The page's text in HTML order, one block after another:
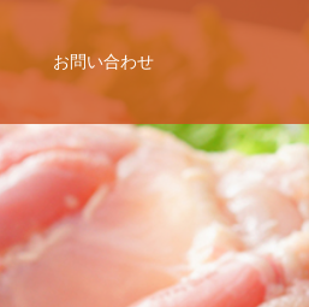
お問い合わせ